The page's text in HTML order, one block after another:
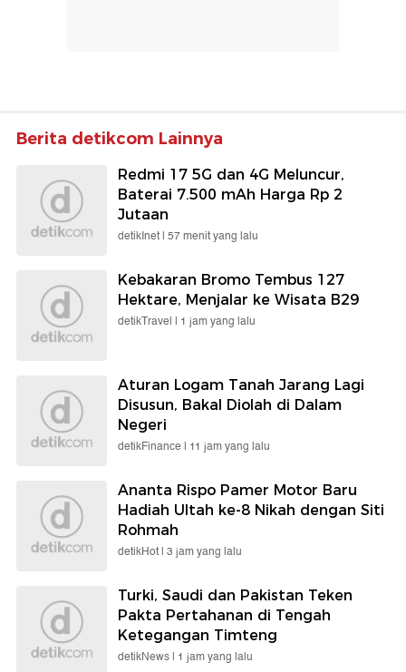
Berita detikcom Lainnya
Redmi 17 5G dan 4G Meluncur,
Baterai 7.500 mAh Harga Rp 2
Jutaan
detikInet | 57 menit yang lalu
Kebakaran Bromo Tembus 127
Hektare, Menjalar ke Wisata B29
detikTravel | 1 jam yang lalu
Aturan Logam Tanah Jarang Lagi
Disusun, Bakal Diolah di Dalam
Negeri
detikFinance | 11 jam yang lalu
Ananta Rispo Pamer Motor Baru
Hadiah Ultah ke-8 Nikah dengan Siti
Rohmah
detikHot | 3 jam yang lalu
Turki, Saudi dan Pakistan Teken
Pakta Pertahanan di Tengah
Ketegangan Timteng
detikNews | 1 jam yang lalu